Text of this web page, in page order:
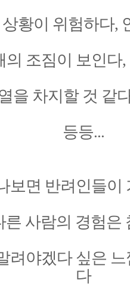
황이 위험하다,
의 조짐이 보인다
을 차지할 것 같
등등...
보면 반려인들이
른 사람의 경험은
려야겠다 싶은
다